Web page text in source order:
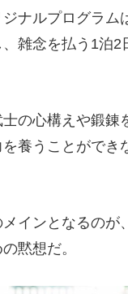
ナルプログラム
雑念を払う1泊
の心構えや鍛錬
を養うことがで
インとなるのが
黙想だ。